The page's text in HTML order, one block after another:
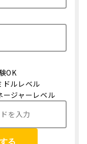
OK
ドルレベル
ージャーレベル
る